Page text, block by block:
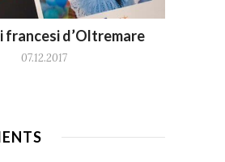
francesi d’Oltremare
07.12.2017